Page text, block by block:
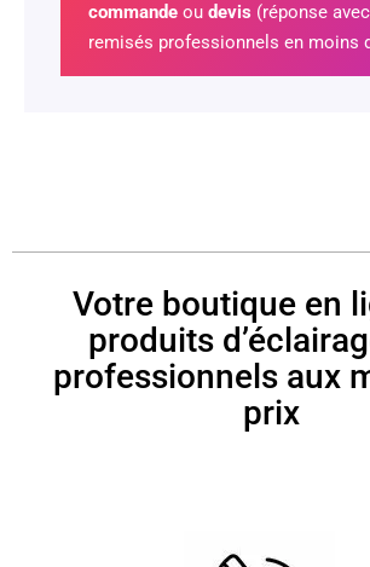
commandeou devis (réponse
remisés professionnels en moins
Votre boutique en
produits
professionnels aux
prix